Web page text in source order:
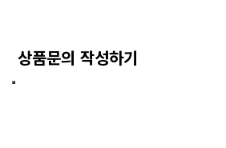
상품문의 작성하기